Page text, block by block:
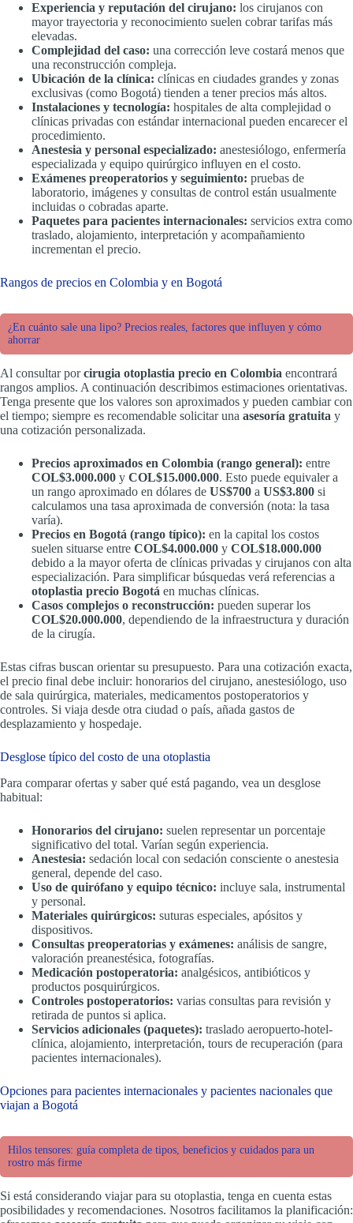
Experiencia y reputación del cirujano: los cirujanos con
mayor trayectoria y reconocimiento suelen cobrar tarifas más
elevadas.
Complejidad del caso: una corrección leve costará menos que
una reconstrucción compleja.
Ubicación de la clínica: clínicas en ciudades grandes y zonas
exclusivas (como Bogotá) tienden a tener precios más altos.
Instalaciones y tecnología: hospitales de alta complejidad o
clínicas privadas con estándar internacional pueden encarecer el
procedimiento.
Anestesia y personal especializado: anestesiólogo, enfermería
especializada y equipo quirúrgico influyen en el costo.
Exámenes preoperatorios y seguimiento: pruebas de
laboratorio, imágenes y consultas de control están usualmente
incluidas o cobradas aparte.
Paquetes para pacientes internacionales: servicios extra como
traslado, alojamiento, interpretación y acompañamiento
incrementan el precio.
Rangos de precios en Colombia y en Bogotá
¿En cuánto sale una lipo? Precios reales, factores que influyen y cómo
ahorrar
Al consultar porcirugia otoplastia precio en Colombia encontrará
rangos amplios. A continuación describimos estimaciones orientativas.
Tenga presente que los valores son aproximados y pueden cambiar con
el tiempo; siempre es recomendable solicitar una asesoría gratuita y
una cotización personalizada.
Precios aproximados en Colombia (rango general): entre
COL$3.000.000 y COL$15.000.000. Esto puede equivaler a
un rango aproximado en dólares de US$700 a US$3.800 si
calculamos una tasa aproximada de conversión (nota: la tasa
varía).
Precios en Bogotá (rango típico): en la capital los costos
suelen situarse entre COL$4.000.000 y COL$18.000.000
debido a la mayor oferta de clínicas privadas y cirujanos con alta
especialización. Para simplificar búsquedas verá referencias a
otoplastia precio Bogotá en muchas clínicas.
Casos complejos o reconstrucción: pueden superar los
COL$20.000.000, dependiendo de la infraestructura y duración
de la cirugía.
Estas cifras buscan orientar su presupuesto. Para una cotización exacta,
el precio final debe incluir: honorarios del cirujano, anestesiólogo, uso
de sala quirúrgica, materiales, medicamentos postoperatorios y
controles. Si viaja desde otra ciudad o país, añada gastos de
desplazamiento y hospedaje.
Desglose típico del costo de una otoplastia
Para comparar ofertas y saber qué está pagando, vea un desglose
habitual:
Honorarios del cirujano: suelen representar un porcentaje
significativo del total. Varían según experiencia.
Anestesia: sedación local con sedación consciente o anestesia
general, depende del caso.
Uso de quirófano y equipo técnico: incluye sala, instrumental
y personal.
Materiales quirúrgicos: suturas especiales, apósitos y
dispositivos.
Consultas preoperatorias y exámenes: análisis de sangre,
valoración preanestésica, fotografías.
Medicación postoperatoria: analgésicos, antibióticos y
productos posquirúrgicos.
Controles postoperatorios: varias consultas para revisión y
retirada de puntos si aplica.
Servicios adicionales (paquetes): traslado aeropuerto-hotel-
clínica, alojamiento, interpretación, tours de recuperación (para
pacientes internacionales).
Opciones para pacientes internacionales y pacientes nacionales que
viajan a Bogotá
Hilos tensores: guía completa de tipos, beneficios y cuidados para un
rostro más firme
Si está considerando viajar para su otoplastia, tenga en cuenta estas
posibilidades y recomendaciones. Nosotros facilitamos la planificación: